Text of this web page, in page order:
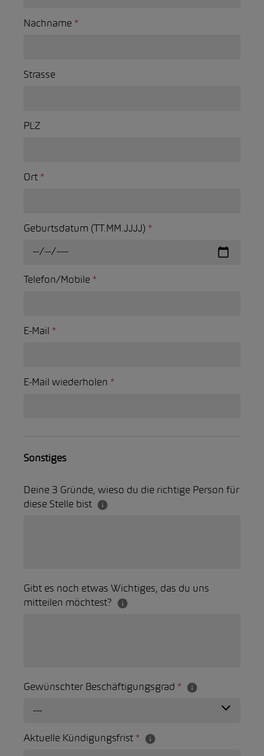
Nachname *
Strasse
PLZ
Ort *
Geburtsdatum (TT.MM.JJJJ) *
Telefon/Mobile *
E-Mail *
E-Mail wiederholen *
Sonstiges
Deine 3 Gründe, wieso du die richtige Person für
diese Stelle bist
Gibt es noch etwas Wichtiges, das du uns
mitteilen möchtest?
Gewünschter Beschäftigungsgrad *
---
Aktuelle Kündigungsfrist *